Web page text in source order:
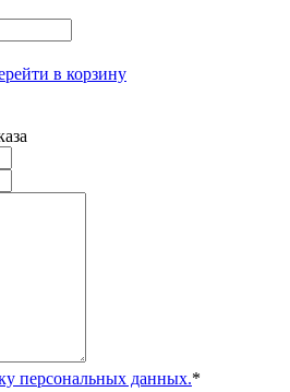
в корзину
персональных данных.*